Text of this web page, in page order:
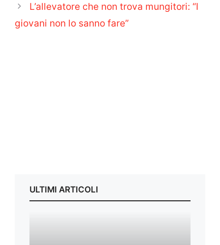
L’allevatore che non trova mungitori: “I
giovani non lo sanno fare”
ULTIMI ARTICOLI